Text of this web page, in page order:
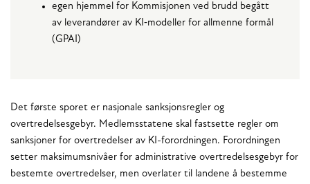
egen hjemmel for Kommisjonen ved brudd begått
av leverandører av KI‑modeller for allmenne formål
(GPAI)
Det første sporet er nasjonale sanksjonsregler og
overtredelsesgebyr. Medlemsstatene skal fastsette regler om
sanksjoner for overtredelser av KI-forordningen. Forordningen
setter maksimumsnivåer for administrative overtredelsesgebyr for
bestemte overtredelser, men overlater til landene å bestemme